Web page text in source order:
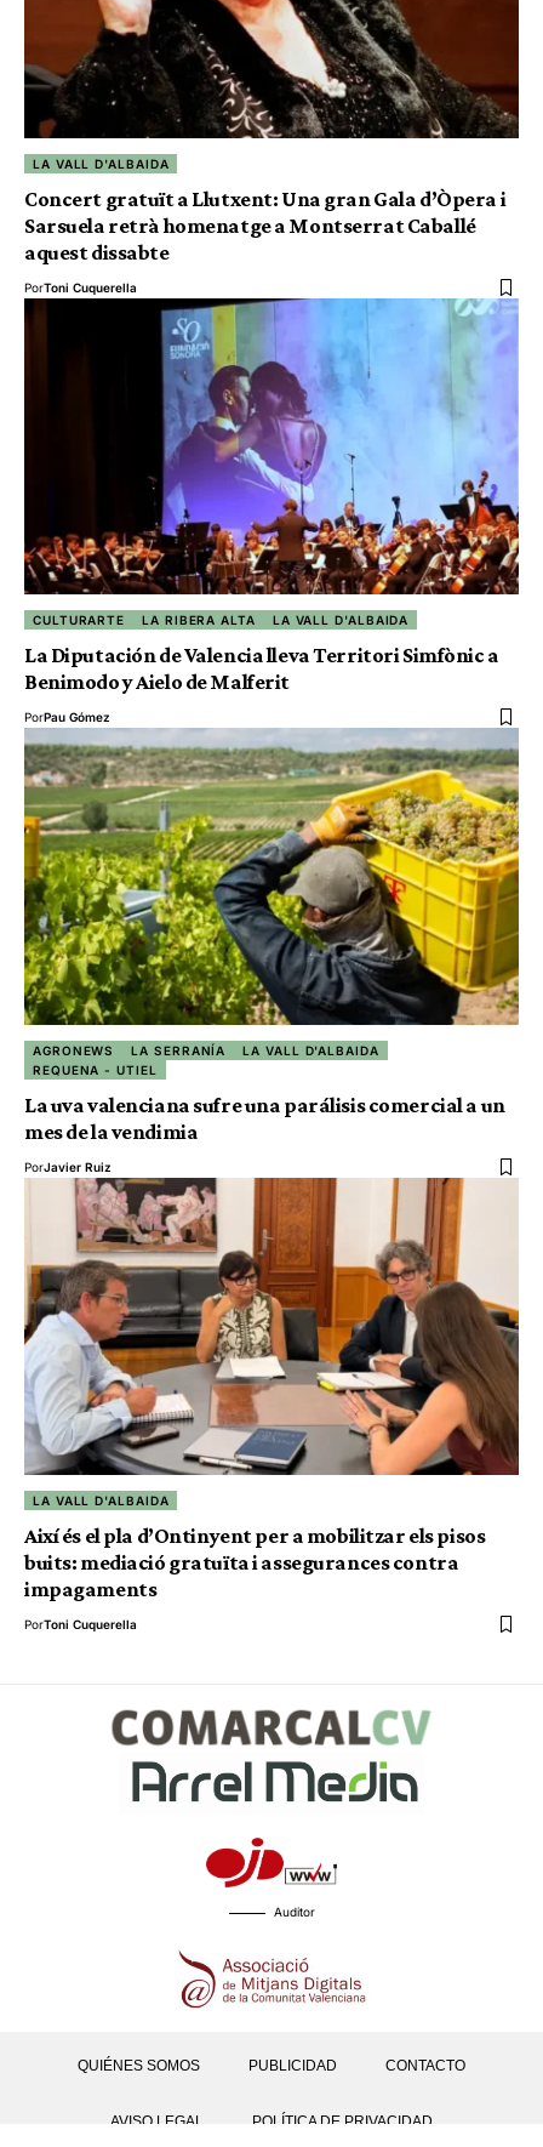
LA VALL D'ALBAIDA
Concert gratuït a Llutxent: Una gran Gala d’Òpera i
Sarsuela retrà homenatge a Montserrat Caballé
aquest dissabte
PorToni Cuquerella
CULTURARTE LA RIBERA ALTA LA VALL D'ALBAIDA
La Diputación de Valencia lleva Territori Simfònic a
Benimodo y Aielo de Malferit
PorPau Gómez
AGRONEWS LA SERRANÍA
LA VALL D'ALBAIDA
REQUENA - UTIEL
La uva valenciana sufre una parálisis comercial a un
mes de la vendimia
PorJavier Ruiz
LA VALL D'ALBAIDA
Així és el pla d’Ontinyent per a mobilitzar els pisos
buits: mediació gratuïta i assegurances contra
impagaments
PorToni Cuquerella
Auditor
QUIÉNES SOMOS PUBLICIDAD CONTACTO
AVISO LEGAL POLÍTICA DE PRIVACIDAD